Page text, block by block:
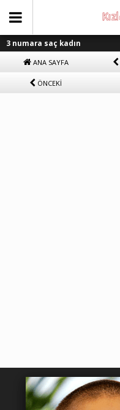
3 numara saç kadın
ANA SAYFA
ÖNCEKİ